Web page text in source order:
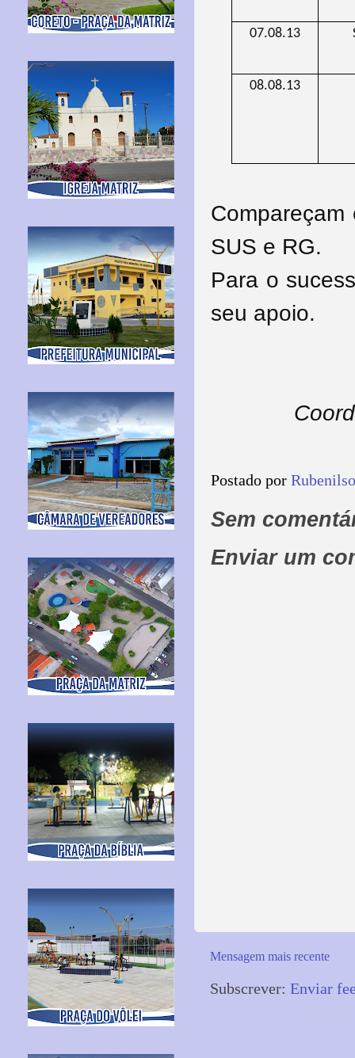
07.08.13
08.08.13
SUS e RG.
Para o
seu apoio.
Postado por
Sem
Enviar um
Mensagem mais recente
Subscrever: Enviar